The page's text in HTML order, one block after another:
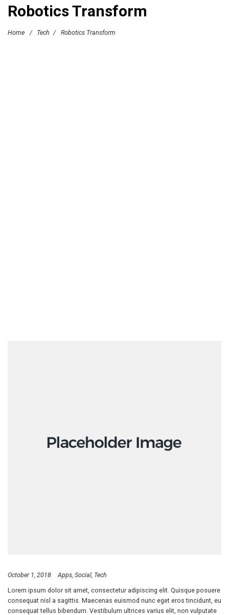
Robotics Transform
Home / Tech / Robotics Transform
October 1, 2018 Apps Social Tech
Lorem ipsum dolor sit amet, consectetur adipiscing elit. Quisque posuere
consequat nisl a sagittis. Maecenas euismod nunc eget eros tincidunt, eu
consequat tellus bibendum. Vestibulum ultrices varius elit, non vulputate